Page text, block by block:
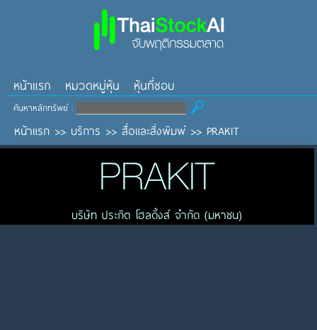
หน้าแรก หมวดหมู่หุ้น หุ้นที่ชอบ
ค้นหาหลักทรัพย์ :
หน้าแรก >> บริการ >> สื่อและสิ่งพิมพ์>> PRAKIT
PRAKIT
บริษัท ประกิต โฮลดิ้งส์ จำกัด (มหาชน)